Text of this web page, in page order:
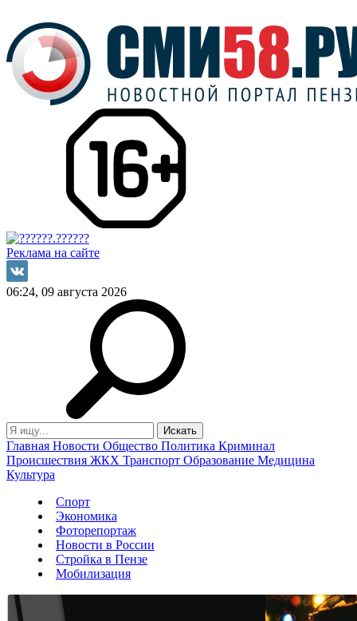
Реклама на сайте
06:24, 09 августа 2026
Главная Новости Общество Политика Криминал
Происшествия ЖКХ Транспорт Образование Медицина
Культура
Спорт
Экономика
Фоторепортаж
Новости в России
Стройка в Пензе
Мобилизация